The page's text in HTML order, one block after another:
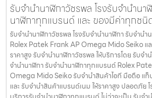
รับจำนำนาฬิกาวัชรพล โรงรับจำนำนา
นาฬิกาทุกแบรนด์ และ ของมีค่าทุกชนิ
รับจำนำนาฬิกาวัชรพล โรงรับจำนำนาฬิกา รับจำน
Rolex Patek Frank AP Omega Mido Seiko แ
ราคาสูง รับจำนำนาฬิกาวัชรพล ให้บริการโดย รับจํา
จำนำนาฬิกา รับจำนำนาฬิกาทุกแบรนด์ Rolex
Omega Mido Seiko รับจำนำสินค้าไอที มือถือ แท็
และ รับจำนำสินค้าแบรนด์เนม ให้ราคาสูง ปลอดภัย